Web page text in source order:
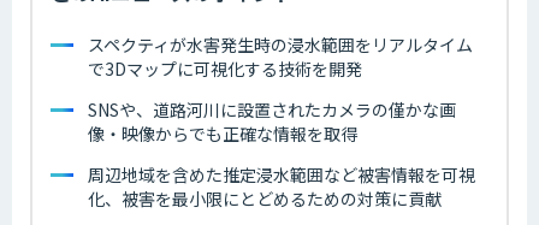
スペクティが水害発生時の浸水範囲をリアルタイム
で3Dマップに可視化する技術を開発
SNSや、道路河川に設置されたカメラの僅かな画
像・映像からでも正確な情報を取得
周辺地域を含めた推定浸水範囲など被害情報を可視
化、被害を最小限にとどめるための対策に貢献